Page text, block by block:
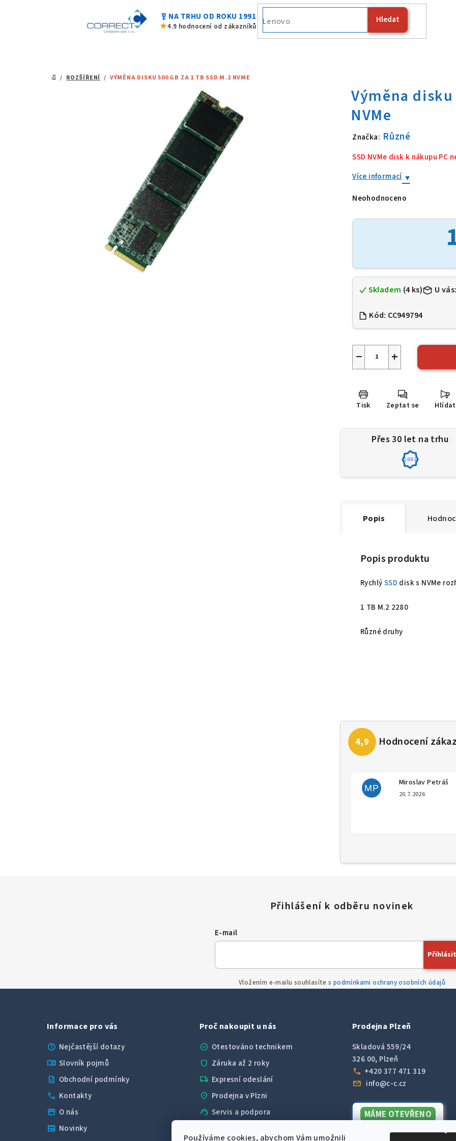
Používáme cookies, abychom Vám umožnili
military_tech NA TRHU OD ROKU 1991
star4.9 hodnocení od zákazníků
Hledat
Lenovo
DOMŮ
/ ROZŠÍŘENÍ / VÝMĚNA DISKU 500 GB ZA 1 TB SSD M.2 NVME
Značka: Různé
Výměna disku
SSD NVMe disk k nákupu
Více informací
Průměrné
produktu
je
Neohodnoceno
Skladem (4 ks) U vás:
Kód: CC949794
+
−
Tisk Zeptat se Hlídat
Přes 30 let na trhu
1991
Popis
Popis produktu
RychlýSSD disk s NVMe
1 TB M.2 2280
Různé druhy
MP
Miroslav Petráš
20.7.2026
E-mail
Vložením e-mailu souhlasíte s podmínkami ochrany osobních údajů
Informace pro vás
help Nejčastější dotazy
menu_book Slovník pojmů
description Obchodní podmínky
call Kontakty
storefront O nás
newspaper Novinky
Proč nakoupit u nás
verified Otestováno technikem
shield Záruka až 2 roky
local_shipping Expresní odeslání
location_on Prodejna v Plzni
support_agent Servis a podpora
star 4,9 hodnocení od zákazníků
Prodejna Plzeň
Skladová 559/24
326 00, Plzeň
call +420 377 471 319
mail info@c-c.cz
MÁME OTEVŘENO
hvězdiček.